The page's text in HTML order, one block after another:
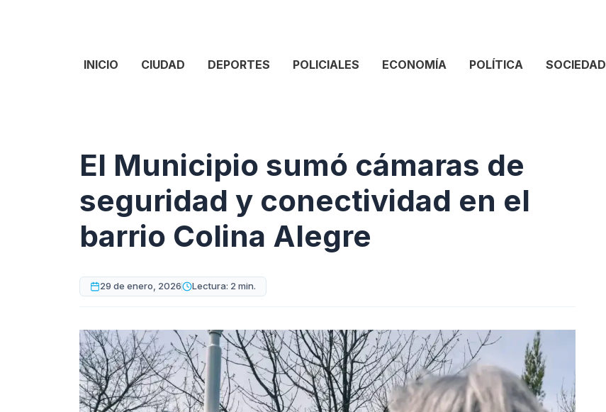
INICIO CIUDAD DEPORTES POLICIALES ECONOMÍA POLÍTICA SOCIEDAD
El Municipio sumó cámaras de
seguridad y conectividad en el
barrio Colina Alegre
29 de enero, 2026 Lectura: 2 min.